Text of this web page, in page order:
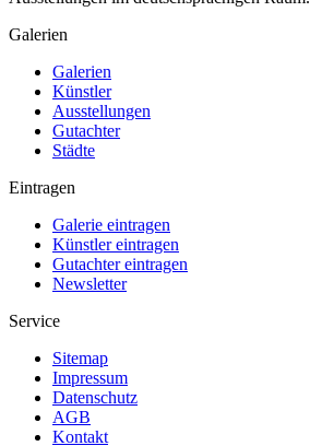
Galerien
Galerien
Künstler
Ausstellungen
Gutachter
Städte
Eintragen
Galerie eintragen
Künstler eintragen
Gutachter eintragen
Newsletter
Service
Sitemap
Impressum
Datenschutz
AGB
Kontakt